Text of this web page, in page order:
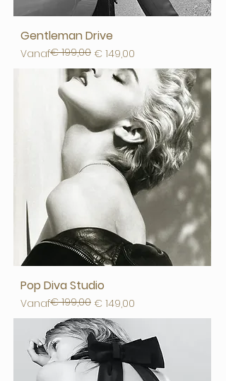
Gentleman Drive
Vanaf
Normale prijs
€ 199,00 € 149,00
Verkoopprijs
Pop Diva Studio
Vanaf
Normale prijs
€ 199,00 € 149,00
Verkoopprijs